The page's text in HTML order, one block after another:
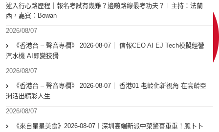
述入行心路歷程｜報名考試有幾難？邊啲路線最考功夫？︱主持：法蘭
西，嘉賓︰Bowan
2026/08/07
《香港台 – 聲音專欄》 2026-08-07｜ 信報CEO AI EJ Tech模擬經營
汽水機 AI即變狡猾
2026/08/07
《香港台 – 聲音專欄》 2026-08-07｜ 香港01 老齡化新視角 在高齡亞
洲活出精彩人生
2026/08/07
《來自星星美食》2026-08-07︱深圳高端新派中菜驚喜重重！脆卜卜